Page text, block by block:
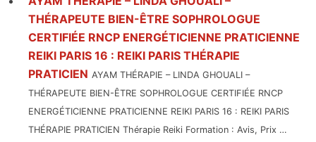
THÉRAPEUTE BIEN-ÊTRE SOPHROLOGUE
CERTIFIÉE RNCP ENERGÉTICIENNE PRATICIENNE
REIKI PARIS 16 : REIKI PARIS THÉRAPIE
PRATICIEN AYAM THÉRAPIE – LINDA GHOUALI –
THÉRAPEUTE BIEN-ÊTRE SOPHROLOGUE CERTIFIÉE RNCP
ENERGÉTICIENNE PRATICIENNE REIKI PARIS 16 : REIKI PARIS
THÉRAPIE PRATICIEN Thérapie Reiki Formation : Avis, Prix …